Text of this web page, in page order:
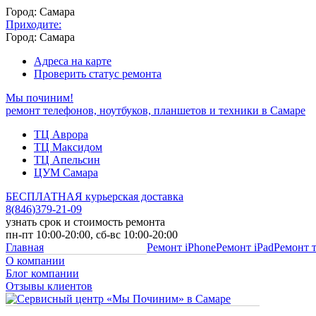
Город: Самара
Приходите:
Город: Самара
Адреса на карте
Проверить статус ремонта
Мы починим!
ремонт телефонов, ноутбуков, планшетов и техники в Самаре
ТЦ Аврора
ТЦ Максидом
ТЦ Апельсин
ЦУМ Самара
БЕСПЛАТНАЯ курьерская доставка
8(846)379-21-09
узнать срок и стоимость ремонта
пн-пт 10:00-20:00, сб-вс 10:00-20:00
Главная
О компании
Блог компании
Отзывы клиентов
Ремонт iPhoneРемонт iPadРемонт